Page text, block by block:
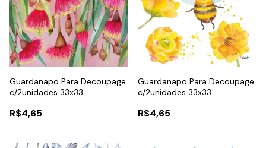
Guardanapo Para Decoupage
c/2unidades 33x33
R$4,65
Guardanapo Para Decoupage
c/2unidades 33x33
R$4,65